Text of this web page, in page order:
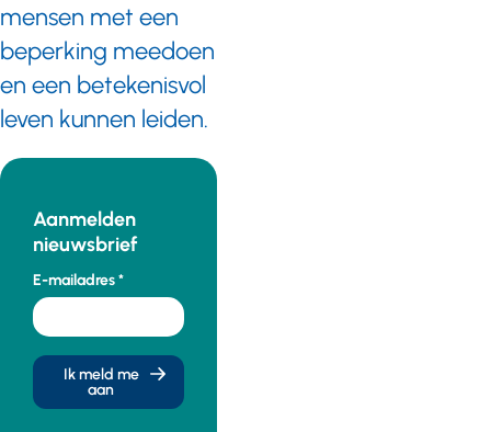
mensen met een
beperking meedoen
en een betekenisvol
leven kunnen leiden.
Aanmelden
nieuwsbrief
E-mailadres
Ik meld me
aan